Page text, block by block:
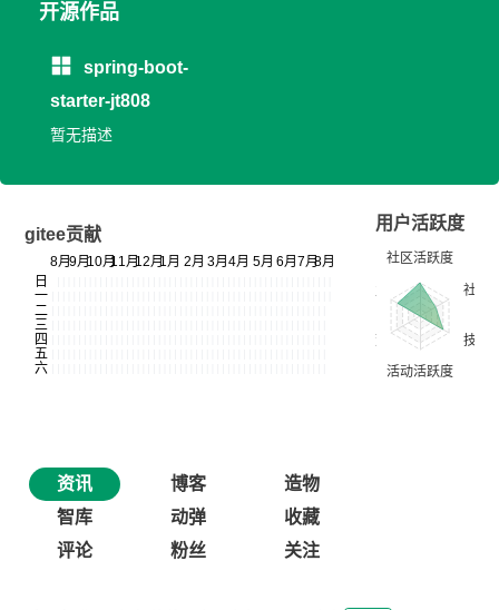
开源作品
spring-boot-
starter-jt808
暂无描述
gitee贡献
用户活跃度
资讯 博客
造物
智库
动弹
收藏
评论
粉丝 关注